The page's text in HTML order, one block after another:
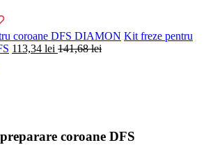
DFS DIAMON Kit freze pentru
113,34 lei 141,68lei
coroane DFS